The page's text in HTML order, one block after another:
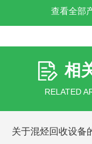
查看全部
相
RELATED